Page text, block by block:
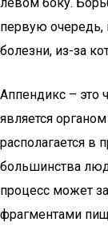
первую очередь,
болезни, из-за
Аппендикс – это
является
располагается в
большинства
процесс может
фрагментами